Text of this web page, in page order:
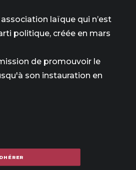
laïque qui n’est
politique, créée en mars
de promouvoir le
son instauration en